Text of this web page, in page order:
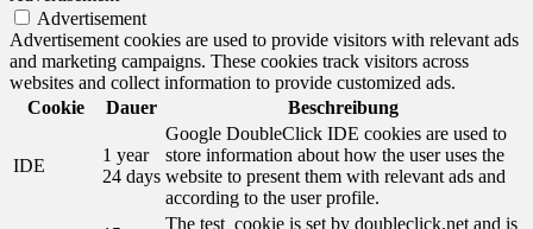
Advertisement
Advertisement cookies are used to provide visitors with relevant ads
and marketing campaigns. These cookies track visitors across
websites and collect information to provide customized ads.
Cookie
Dauer Beschreibung
IDE
1 year
24 days
Google DoubleClick IDE cookies are used to
store information about how the user uses the
website to present them with relevant ads and
according to the user profile.
The test_cookie is set by doubleclick.net and is